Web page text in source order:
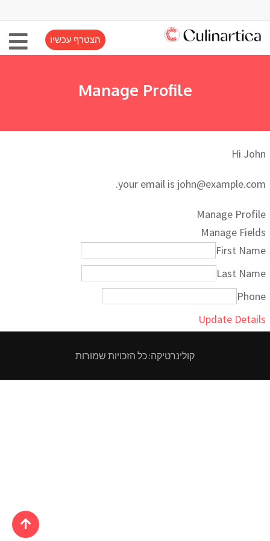
הצטרף עכשיו
Manage Profile
Hi John
your email is john@example.com
.
Manage Profile
Manage Fields
First Name
Last Name
Phone
Update Details
קולינרטיקה: כל הזכויות שמורות